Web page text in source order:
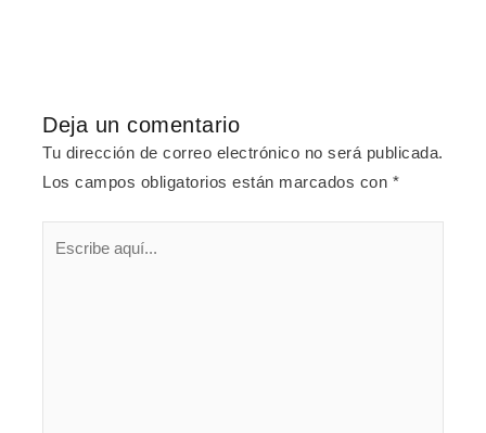
Deja un comentario
Tu dirección de correo electrónico no será publicada.
Los campos obligatorios están marcados con *